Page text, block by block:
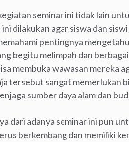
seminar ini tidak lain
dilakukan agar siswa dan
pentingnya
begitu melimpah dan
membuka wawasan mereka
tersebut sangat memerlukan
sumber daya alam dan
dari adanya seminar ini pun
berkembang dan memiliki